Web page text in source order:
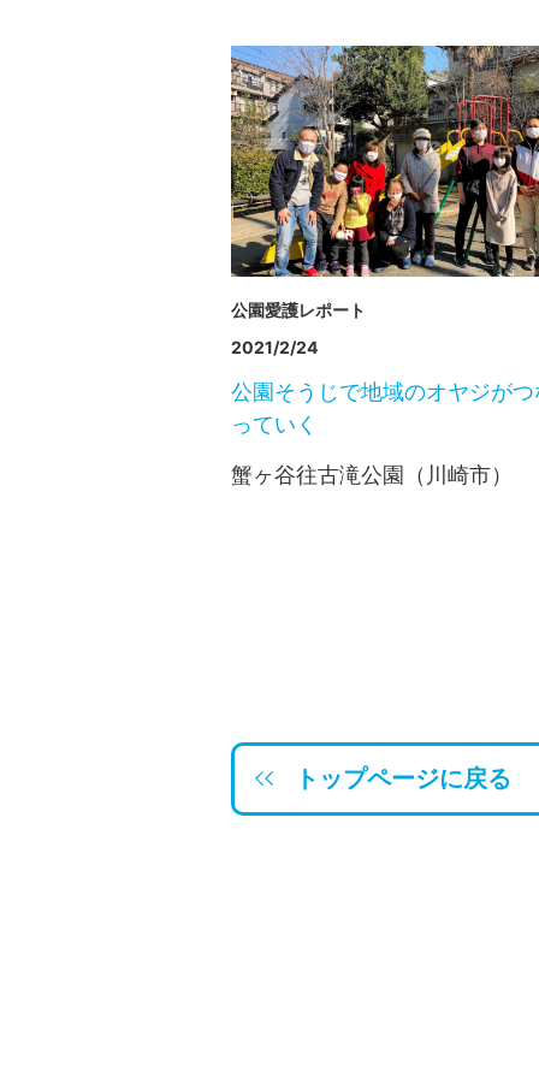
公園愛護レポート
2021/2/24
公園そうじで地域のオヤジが
っていく
蟹ヶ谷往古滝公園（川崎市）
トップページに戻る